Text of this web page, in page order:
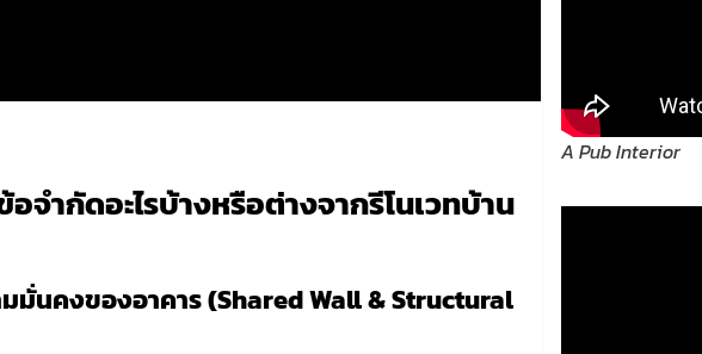
จำกัดอะไรบ้างหรือต่างจากรีโนเวทบ้าน
มั่นคงของอาคาร (Shared Wall & Structural
A Pub Interior